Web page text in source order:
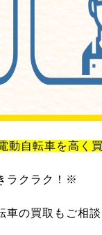
動自転車を高く
ラクラク！※
の買取もご相談